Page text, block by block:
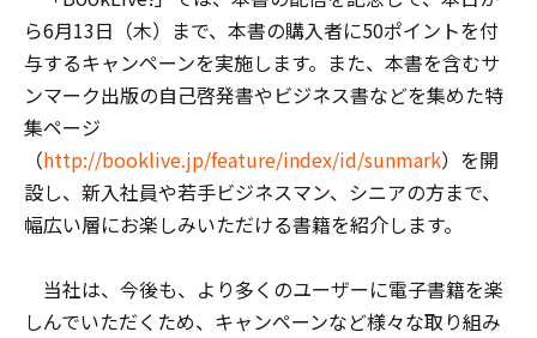
ら6月13日（木）まで、本書の購入者に50ポイントを付
与するキャンペーンを実施します。また、本書を含むサ
ンマーク出版の自己啓発書やビジネス書などを集めた特
集ページ
（http://booklive.jp/feature/index/id/sunmark）を開
設し、新入社員や若手ビジネスマン、シニアの方まで、
幅広い層にお楽しみいただける書籍を紹介します。
当社は、今後も、より多くのユーザーに電子書籍を楽
しんでいただくため、キャンペーンなど様々な取り組み